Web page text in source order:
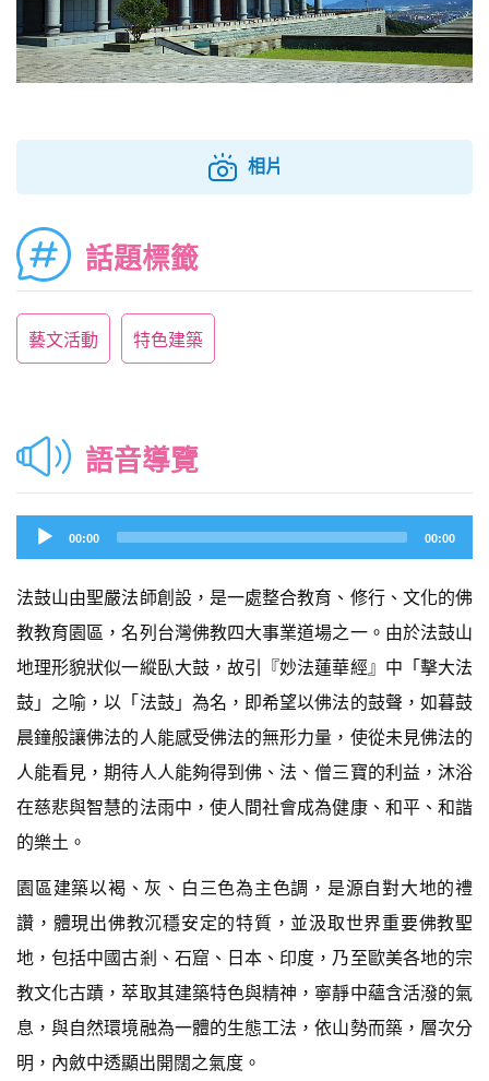
相片
話題標籤
藝文活動 特色建築
語音導覽
Audio
Player
00:00 00:00
法鼓山由聖嚴法師創設，是一處整合教育、修行、文化的佛
教教育園區，名列台灣佛教四大事業道場之一。由於法鼓山
地理形貌狀似一縱臥大鼓，故引『妙法蓮華經』中「擊大法
鼓」之喻，以「法鼓」為名，即希望以佛法的鼓聲，如暮鼓
晨鐘般讓佛法的人能感受佛法的無形力量，使從未見佛法的
人能看見，期待人人能夠得到佛、法、僧三寶的利益，沐浴
在慈悲與智慧的法雨中，使人間社會成為健康、和平、和諧
的樂土。
園區建築以褐、灰、白三色為主色調，是源自對大地的禮
讚，體現出佛教沉穩安定的特質，並汲取世界重要佛教聖
地，包括中國古剎、石窟、日本、印度，乃至歐美各地的宗
教文化古蹟，萃取其建築特色與精神，寧靜中蘊含活潑的氣
息，與自然環境融為一體的生態工法，依山勢而築，層次分
明，內斂中透顯出開闊之氣度。